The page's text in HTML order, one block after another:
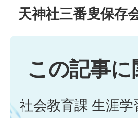
天神社三番叟保存
この記事
社会教育課 生涯学